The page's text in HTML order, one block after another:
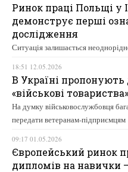
Ринок праці Польщі у
демонструє перші
дослідження
Ситуація залишається
18:51 12.05.2026
В Україні
«військові товариства»
На думку військовослужбовця
передати ветеранам-підприємцям
09:17 01.05.2026
Європейський ринок
дипломів на навички